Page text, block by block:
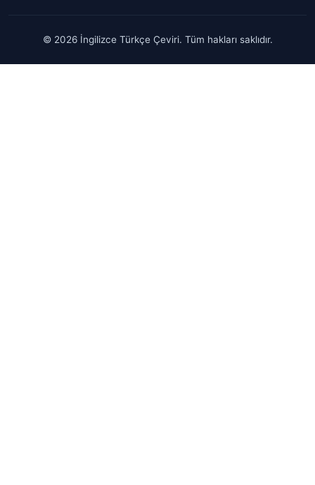
© 2026 İngilizce Türkçe Çeviri. Tüm hakları saklıdır.